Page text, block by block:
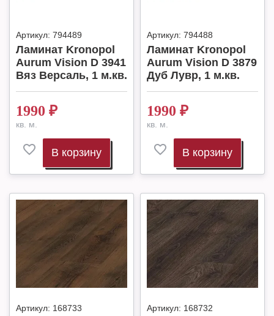
Артикул: 794489
Ламинат Kronopol
Aurum Vision D 3941
Вяз Версаль, 1 м.кв.
1990 ₽
кв. м.
В корзину
Артикул: 794488
Ламинат Kronopol
Aurum Vision D 3879
Дуб Лувр, 1 м.кв.
1990 ₽
кв. м.
В корзину
Артикул: 168733 Артикул: 168732